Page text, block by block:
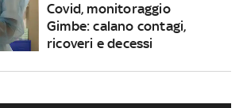
Covid, monitoraggio
Gimbe: calano contagi,
ricoveri e decessi